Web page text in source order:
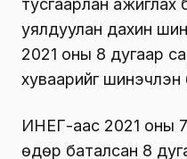
тусгаарлан ажиглах
уялдуулан дахин
2021 оны 8 дугаар
хуваарийг шинэчлэн
ИНЕГ-аас 2021 оны
өдөр баталсан 8